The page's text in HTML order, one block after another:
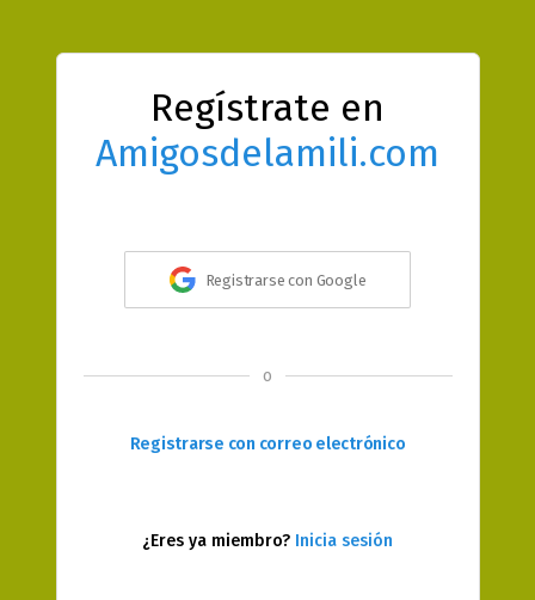
Regístrate en
Amigosdelamili.com
Registrarse con Google
o
Registrarse con correo electrónico
¿Eres ya miembro? Inicia sesión